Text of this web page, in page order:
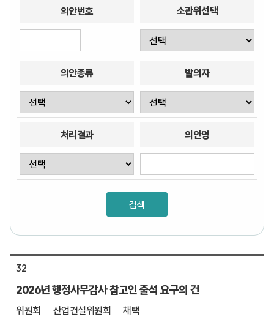
의안번호 소관위선택
의안종류 발의자
처리결과 의안명
32
2026년 행정사무감사 참고인 출석 요구의 건
위원회 산업건설위원회
채택